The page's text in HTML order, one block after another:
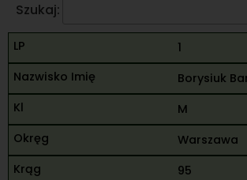
Szukaj:
1
Borysiuk
M
Warszawa
95